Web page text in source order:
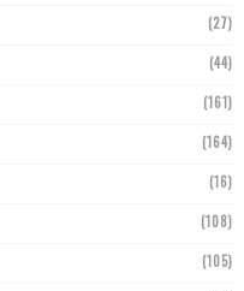
(27)
(44)
(161)
(164)
(16)
(108)
(105)